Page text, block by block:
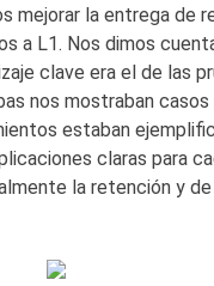
mejorar la entrega de
a L1. Nos dimos
clave era el de las
nos mostraban
estaban
claras para
la retención y